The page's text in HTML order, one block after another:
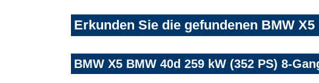
Erkunden Sie die gefundenen BMW
BMW X5 BMW 40d 259 kW (352 PS) 8-